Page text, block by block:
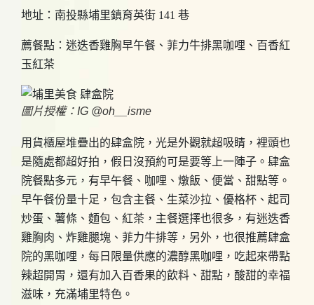
地址：南投縣埔里鎮育英街 141 巷
薦餐點：迷迭香雞胸早午餐、菲力牛排黑咖哩、百香紅
玉紅茶
圖片授權：IG @oh__isme
用貨櫃屋堆疊出的肆盒院，光是外觀就超吸睛，裡頭也
是隨處都超好拍，假日沒預約可是要等上一陣子。肆盒
院餐點多元，有早午餐、咖哩、燉飯、便當、甜點等。
早午餐份量十足，包含主餐、生菜沙拉、優格杯、起司
炒蛋、薯條、麵包、紅茶，主餐選擇也很多，有迷迭香
雞胸肉、炸雞腿塊、菲力牛排等，另外，也很推薦肆盒
院的黑咖哩，每日限量供應的濃醇黑咖哩，吃起來帶點
辣超開胃，還有加入百香果的飲料、甜點，酸甜的幸福
滋味，充滿埔里特色。